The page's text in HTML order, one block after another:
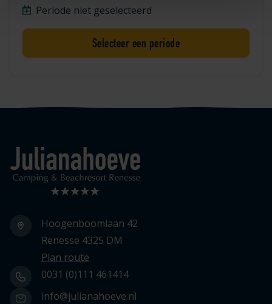
Periode niet geselecteerd
Selecteer een periode
Logo Julianahoeve
Hoogenboomlaan 42
Renesse 4325 DM
Plan route
0031 (0)111 461414
info@julianahoeve.nl